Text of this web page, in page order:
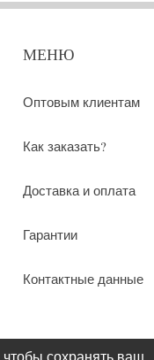
МЕНЮ
Оптовым клиентам
Как заказать?
Доставка и оплата
Гарантии
Контактные данные
сохранять ваш